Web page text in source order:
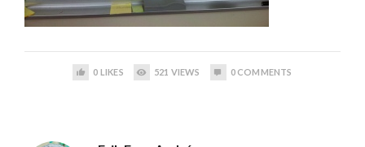
0 LIKES 521 VIEWS 0COMMENTS